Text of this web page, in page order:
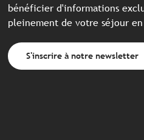
bénéficier d'informations
pleinement de votre séjour en
S'inscrire à notre newsletter